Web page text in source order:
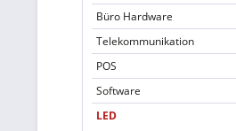
Büro Hardware
Telekommunikation
POS
Software
LED